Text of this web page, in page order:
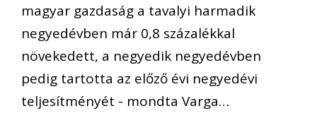
magyar gazdaság a tavalyi harmadik
negyedévben már 0,8 százalékkal
növekedett, a negyedik negyedévben
pedig tartotta az előző évi negyedévi
teljesítményét - mondta Varga…